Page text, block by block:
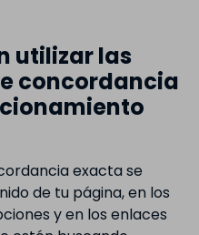
utilizar las
concordancia
exacta se
de tu página, en los
y en los enlaces